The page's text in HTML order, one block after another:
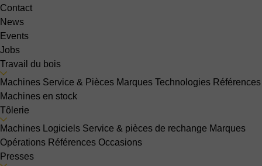
Contact
News
Events
Jobs
Travail du bois
Machines Service & Pièces Marques Technologies Références
Machines en stock
Tôlerie
Machines
Logiciels Service & pièces de rechange Marques
Opérations Références Occasions
Presses